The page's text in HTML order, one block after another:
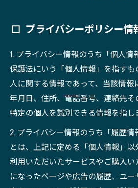
プライバシーポリシー情
1. プライバシー情報のうち「個人情
保護法にいう「個人情報」を指す
人に関する情報であって、当該情
年月日、住所、電話番号、連絡先そ
特定の個人を識別できる情報を指し
2. プライバシー情報のうち「履歴情
とは、上記に定める「個人情報」
利用いただいたサービスやご購入
になったページや広告の履歴、ユ